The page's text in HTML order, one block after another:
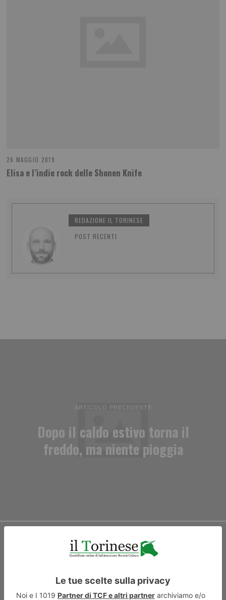
26 MAGGIO 2019
Elisa e l’indie rock delle Shonen Knife
REDAZIONE IL TORINESE
POST RECENTI
ARTICOLO PRECEDENTE
Dopo il caldo estivo torna il
freddo, ma niente pioggia
ARTICOLO SUCCESSIVO